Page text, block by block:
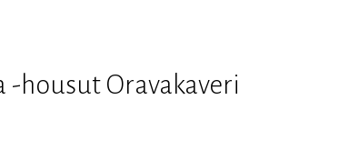
-housut Oravakaveri